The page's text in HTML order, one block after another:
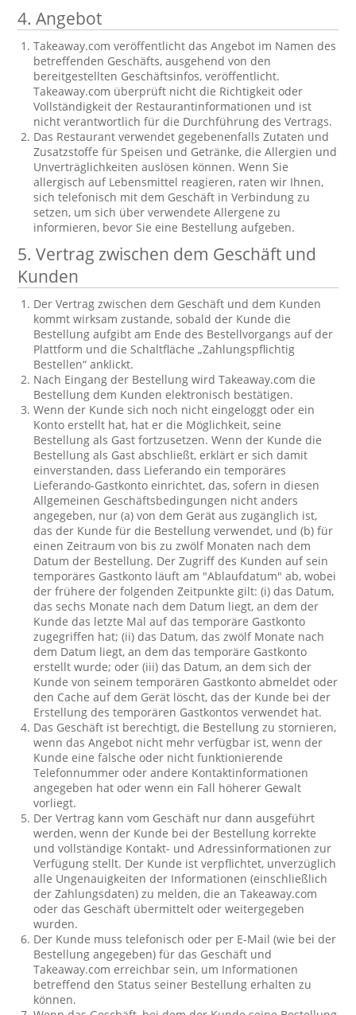
4. Angebot
Takeaway.com veröffentlicht das Angebot im Namen des
betreffenden Geschäfts, ausgehend von den
bereitgestellten Geschäftsinfos, veröffentlicht.
Takeaway.com überprüft nicht die Richtigkeit oder
Vollständigkeit der Restaurantinformationen und ist
nicht verantwortlich für die Durchführung des Vertrags.
Das Restaurant verwendet gegebenenfalls Zutaten und
Zusatzstoffe für Speisen und Getränke, die Allergien und
Unverträglichkeiten auslösen können. Wenn Sie
allergisch auf Lebensmittel reagieren, raten wir Ihnen,
sich telefonisch mit dem Geschäft in Verbindung zu
setzen, um sich über verwendete Allergene zu
informieren, bevor Sie eine Bestellung aufgeben.
5. Vertrag zwischen dem Geschäft und
Kunden
Der Vertrag zwischen dem Geschäft und dem Kunden
kommt wirksam zustande, sobald der Kunde die
Bestellung aufgibt am Ende des Bestellvorgangs auf der
Plattform und die Schaltfläche „Zahlungspflichtig
Bestellen“ anklickt.
Nach Eingang der Bestellung wird Takeaway.com die
Bestellung dem Kunden elektronisch bestätigen.
Wenn der Kunde sich noch nicht eingeloggt oder ein
Konto erstellt hat, hat er die Möglichkeit, seine
Bestellung als Gast fortzusetzen. Wenn der Kunde die
Bestellung als Gast abschließt, erklärt er sich damit
einverstanden, dass Lieferando ein temporäres
Lieferando-Gastkonto einrichtet, das, sofern in diesen
Allgemeinen Geschäftsbedingungen nicht anders
angegeben, nur (a) von dem Gerät aus zugänglich ist,
das der Kunde für die Bestellung verwendet, und (b) für
einen Zeitraum von bis zu zwölf Monaten nach dem
Datum der Bestellung. Der Zugriff des Kunden auf sein
temporäres Gastkonto läuft am "Ablaufdatum" ab, wobei
der frühere der folgenden Zeitpunkte gilt: (i) das Datum,
das sechs Monate nach dem Datum liegt, an dem der
Kunde das letzte Mal auf das temporäre Gastkonto
zugegriffen hat; (ii) das Datum, das zwölf Monate nach
dem Datum liegt, an dem das temporäre Gastkonto
erstellt wurde; oder (iii) das Datum, an dem sich der
Kunde von seinem temporären Gastkonto abmeldet oder
den Cache auf dem Gerät löscht, das der Kunde bei der
Erstellung des temporären Gastkontos verwendet hat.
Das Geschäft ist berechtigt, die Bestellung zu stornieren,
wenn das Angebot nicht mehr verfügbar ist, wenn der
Kunde eine falsche oder nicht funktionierende
Telefonnummer oder andere Kontaktinformationen
angegeben hat oder wenn ein Fall höherer Gewalt
vorliegt.
Der Vertrag kann vom Geschäft nur dann ausgeführt
werden, wenn der Kunde bei der Bestellung korrekte
und vollständige Kontakt- und Adressinformationen zur
Verfügung stellt. Der Kunde ist verpflichtet, unverzüglich
alle Ungenauigkeiten der Informationen (einschließlich
der Zahlungsdaten) zu melden, die an Takeaway.com
oder das Geschäft übermittelt oder weitergegeben
wurden.
Der Kunde muss telefonisch oder per E-Mail (wie bei der
Bestellung angegeben) für das Geschäft und
Takeaway.com erreichbar sein, um Informationen
betreffend den Status seiner Bestellung erhalten zu
können.